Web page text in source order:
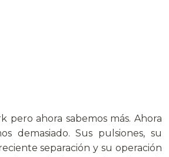
pero ahora sabemos más. Ahora
demasiado. Sus pulsiones, su
separación y su operación